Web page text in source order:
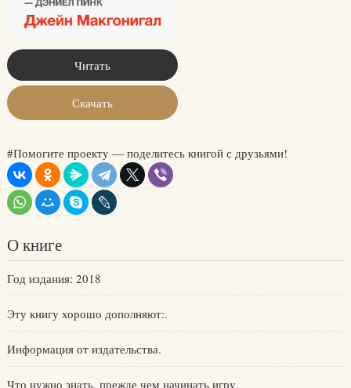
Читать
Скачать
#Помогите проекту — поделитесь книгой с друзьями!
О книге
Год издания: 2018
Эту книгу хорошо дополняют:.
Информация от издательства.
Что нужно знать, прежде чем начинать игру.